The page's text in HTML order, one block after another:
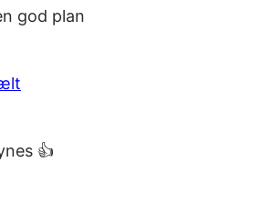
god plan
👍